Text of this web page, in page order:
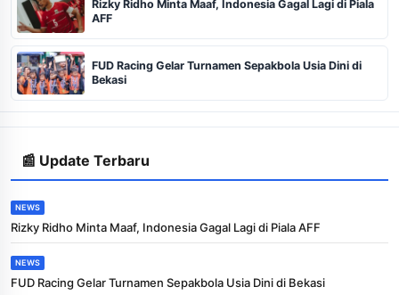
Rizky Ridho Minta Maaf, Indonesia Gagal Lagi di Piala
AFF
FUD Racing Gelar Turnamen Sepakbola Usia Dini di
Bekasi
📰 Update Terbaru
NEWS
Rizky Ridho Minta Maaf, Indonesia Gagal Lagi di Piala AFF
NEWS
FUD Racing Gelar Turnamen Sepakbola Usia Dini di Bekasi